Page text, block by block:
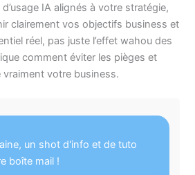
IA alignés à votre stratégie,
clairement vos objectifs business et
réel, pas juste l’effet wahou des
comment éviter les pièges et
vraiment votre business.
un shot d'info et de tuto
boîte mail !